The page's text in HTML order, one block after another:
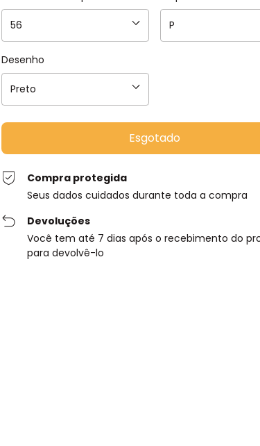
Desenho
Compra protegida
Seus dados cuidados durante toda a compra
Devoluções
Você tem até 7 dias após o recebimento do
para devolvê-lo